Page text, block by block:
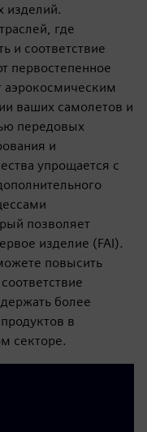
изделий.
где
и соответствие
первостепенное
аэрокосмическим
ваших самолетов и
передовых
и
упрощается с
позволяет
изделие (FAI).
повысить
более
в
секторе.